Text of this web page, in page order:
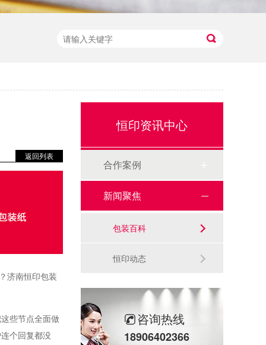
返回列表
济南恒印包装
些节点全面做
个回复都没
恒印资讯中心
合作案例
新闻聚焦
包装百科
恒印动态
咨询热线
18906402366